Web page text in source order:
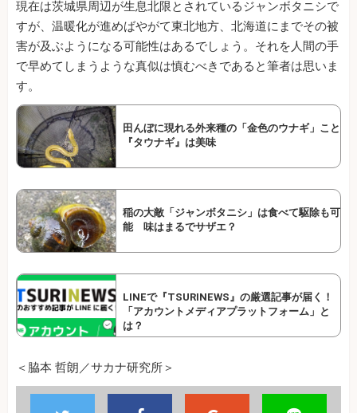
現在は茨城県周辺が生息北限とされているジャンボタニシで
すが、温暖化が進めばやがて東北地方、北海道にまでその被
害が及ぶようになる可能性はあるでしょう。それを人間の手
で早めてしまうような真似は慎むべきであると筆者は思いま
す。
田んぼに現れる外来種の「金色のウナギ」こと
『タウナギ』は美味
稲の大敵「ジャンボタニシ」は食べて駆除も可
能 味はまるでサザエ？
LINEで『TSURINEWS』の厳選記事が届く！
「アカウントメディアプラットフォーム」と
は？
＜脇本 哲朗／サカナ研究所＞